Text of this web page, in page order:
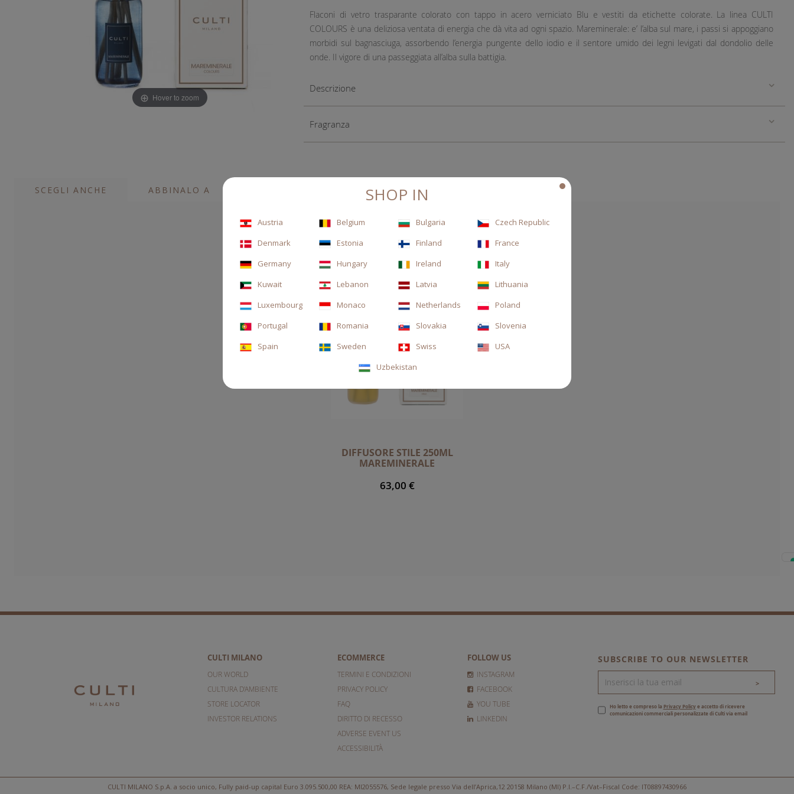
Flaconi di vetro trasparante colorato con tappo in acero verniciato Blu e vestiti da etichette colorate. La linea CULTI
COLOURS è una deliziosa ventata di energia che dà vita ad ogni spazio. Mareminerale: e’ l’alba sul mare, i passi si appoggiano
morbidi sul bagnasciuga, assorbendo l’energia pungente dello iodio e il sentore umido dei legni levigati dal dondolio delle
onde. Il vigore di una passeggiata all’alba sulla battigia.
Descrizione
Fragranza
Hover to zoom
SCEGLI ANCHE
DIFFUSORE STILE 250ML
MAREMINERALE
63,00 €
ABBINALO A
CULTI MILANO
OUR WORLD
CULTURA D'AMBIENTE
STORE LOCATOR
INVESTOR RELATIONS
ECOMMERCE
TERMINI E CONDIZIONI
PRIVACY POLICY
FAQ
DIRITTO DI RECESSO
ADVERSE EVENT US
ACCESSIBILITÀ
FOLLOW US
INSTAGRAM
FACEBOOK
YOU TUBE
LINKEDIN
SUBSCRIBE TO OUR NEWSLETTER
>
Ho letto e compreso la Privacy Policy e accetto di ricevere
comunicazioni commerciali personalizzate di Culti via email
CULTI MILANO S.p.A. a socio unico, Fully paid-up capital Euro 3.095.500,00 REA: MI2055576, Sede legale presso Via dell’Aprica,12 20158 Milano (MI) P.I.–C.F./Vat–Fiscal Code: IT08897430966
SHOP IN
Austria Belgium Bulgaria
Czech Republic
Denmark
Estonia Finland
France
Germany
Hungary Ireland
Italy
Kuwait
Lebanon Latvia
Lithuania
Luxembourg
Monaco Netherlands
Poland
Portugal
Romania Slovakia
Slovenia
Spain
Sweden Swiss
USA
Uzbekistan